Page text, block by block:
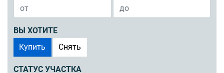
ВЫ ХОТИТЕ
Купить
Снять
СТАТУС УЧАСТКА